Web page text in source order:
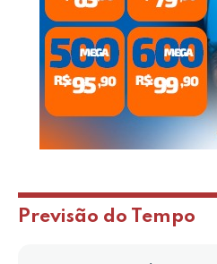
Previsão do Tempo